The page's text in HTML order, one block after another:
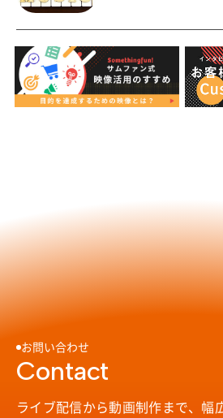
お問い合わせ
Contact
ライブ配信から動画制作まで、幅